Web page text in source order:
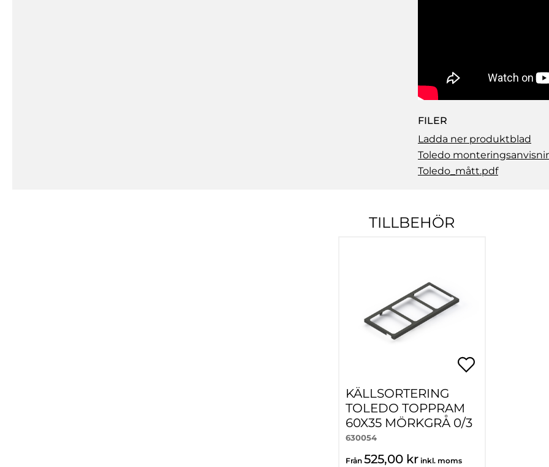
FILER
Ladda ner produktblad
Toledo
Toledo_mått.pdf
TILLBEHÖR
KÄLLSORTERING
TOLEDO TOPPRAM
60X35 MÖRKGRÅ 0/3
630054
Från 525,00 kr inkl. moms